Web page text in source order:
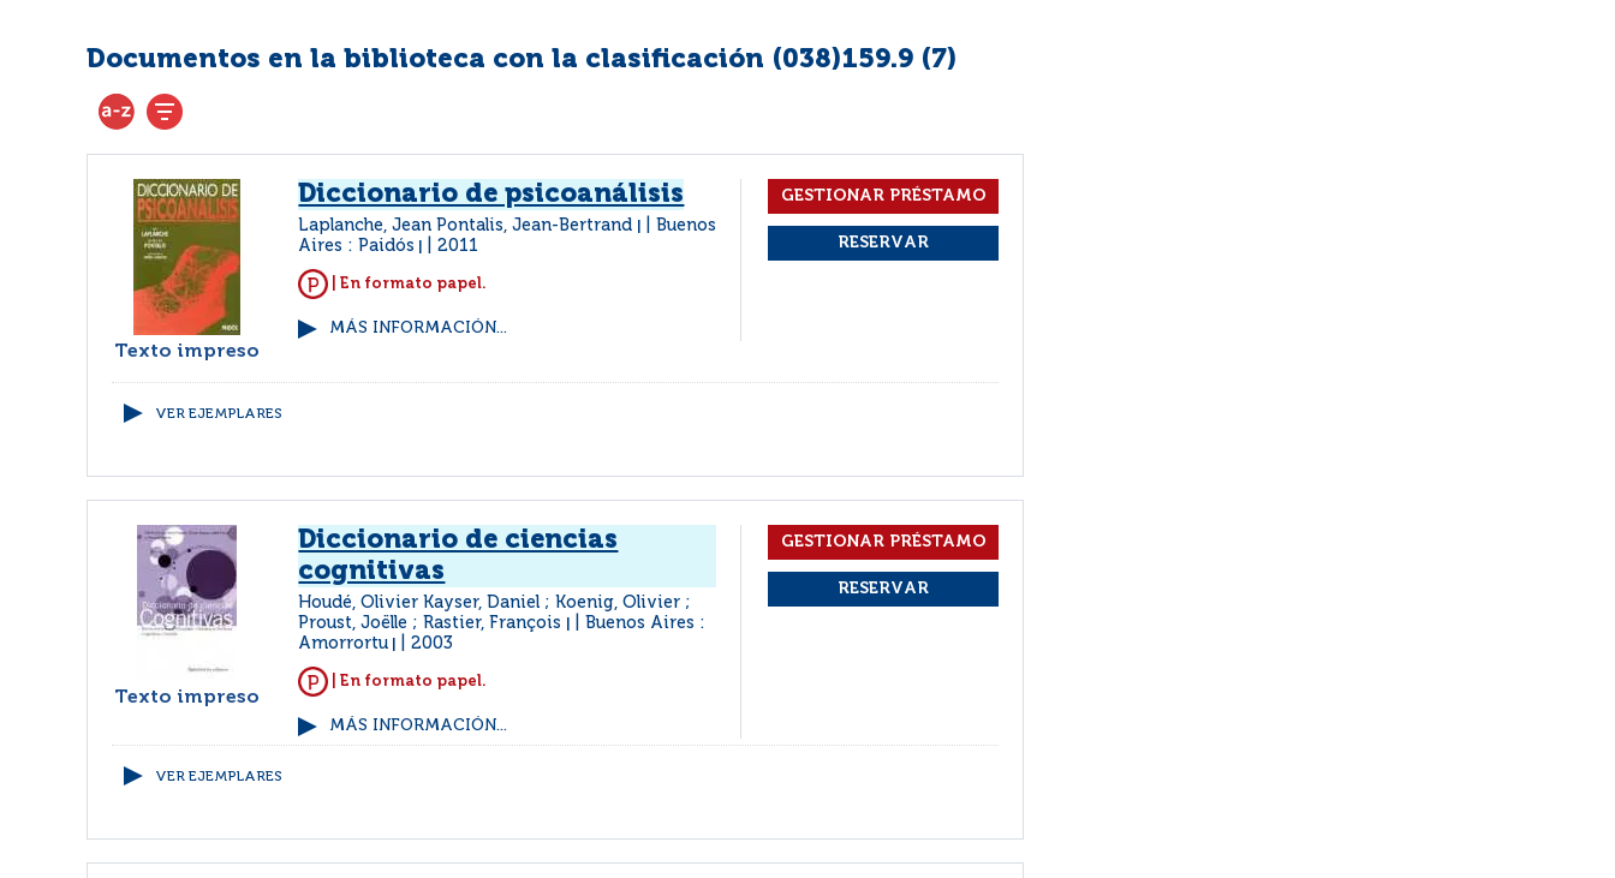
Documentos en la biblioteca con la clasificación (038)159.9 (7)
Texto impreso
Diccionario de psicoanálisis
Laplanche, Jean Pontalis, Jean-Bertrand
Buenos
Aires : Paidós
2011
| En formato papel.
MÁS INFORMACIÓN...
VER EJEMPLARES
Texto impreso
Diccionario de ciencias
cognitivas
Houdé, Olivier Kayser, Daniel ; Koenig, Olivier ;
Proust, Joëlle ; Rastier, François
Buenos Aires :
Amorrortu
2003
| En formato papel.
MÁS INFORMACIÓN...
VER EJEMPLARES